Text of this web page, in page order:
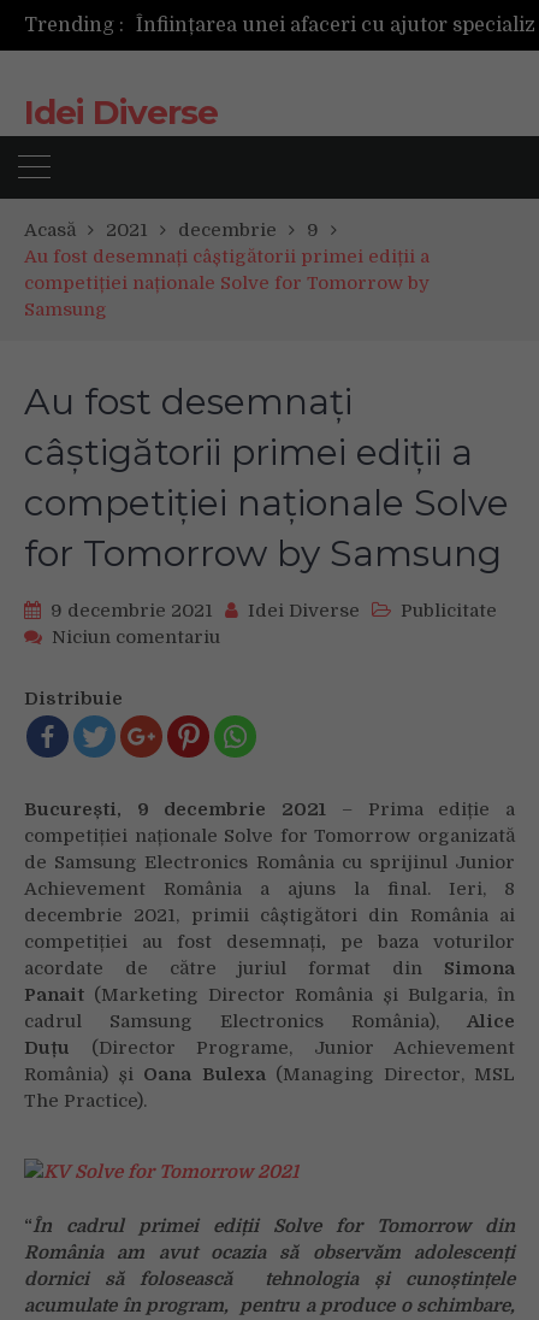
Trending :
Idei Diverse
Acasă 2021 decembrie
9
Au fost desemnați câștigătorii primei ediții a
competiției naționale Solve for Tomorrow by
Samsung
Au fost desemnați
câștigătorii primei ediții a
competiției naționale Solve
for Tomorrow by Samsung
9 decembrie 2021 Idei Diverse
Publicitate
Niciun comentariu
desemnați
câștigătorii
primei
a
competiției
naționale
Solve
for
Tomorrow
by
Samsung
Distribuie
București, 9 decembrie 2021 – Prima ediție a
competiției naționale Solve for Tomorrow organizată
de Samsung Electronics România cu sprijinul Junior
Achievement România a ajuns la final. Ieri, 8
decembrie 2021, primii câștigători din România ai
competiției au fost desemnați, pe baza voturilor
acordate de către juriul format din Simona
Panait (Marketing Director România și Bulgaria, în
cadrul Samsung Electronics România), Alice
Duțu (Director Programe, Junior Achievement
România) și Oana Bulexa(Managing Director, MSL
The Practice).
“În cadrul primei ediții Solve for Tomorrow din
România am avut ocazia să observăm adolescenți
dornici să folosească tehnologia și cunoștințele
acumulate în program, pentru a produce o schimbare,